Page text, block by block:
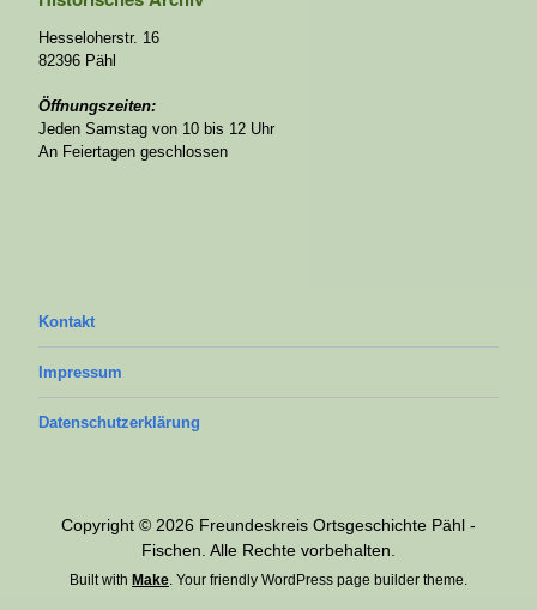
Hesseloherstr. 16
82396 Pähl
Öffnungszeiten:
Jeden Samstag von 10 bis 12 Uhr
An Feiertagen geschlossen
Kontakt
Impressum
Datenschutzerklärung
Copyright © 2026 Freundeskreis Ortsgeschichte Pähl -
Fischen. Alle Rechte vorbehalten.
Built with Make. Your friendly WordPress page builder theme.